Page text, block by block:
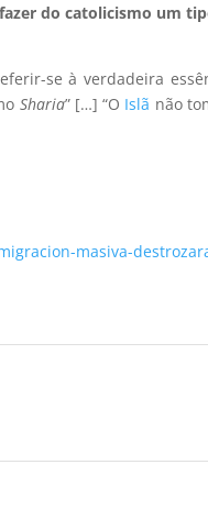
do catolicismo um
se à verdadeira
Sharia” […] “O Islã não
masiva-